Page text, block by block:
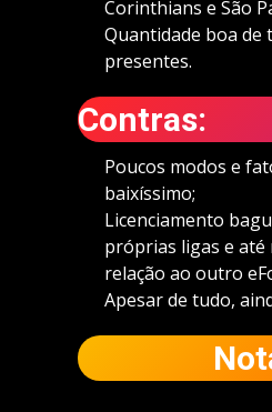
Corinthians e São
Quantidade boa de
presentes.
Contras:
Poucos modos e
baixíssimo;
Licenciamento
próprias ligas e até
relação ao outro
Apesar de tudo,